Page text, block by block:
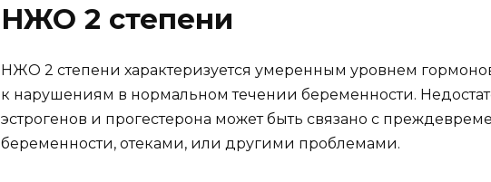
НЖО 2 степени
НЖО 2 степени характеризуется умеренным уровнем
к нарушениям в нормальном течении беременности.
эстрогенов и прогестерона может быть связано с
беременности, отеками, или другими проблемами.